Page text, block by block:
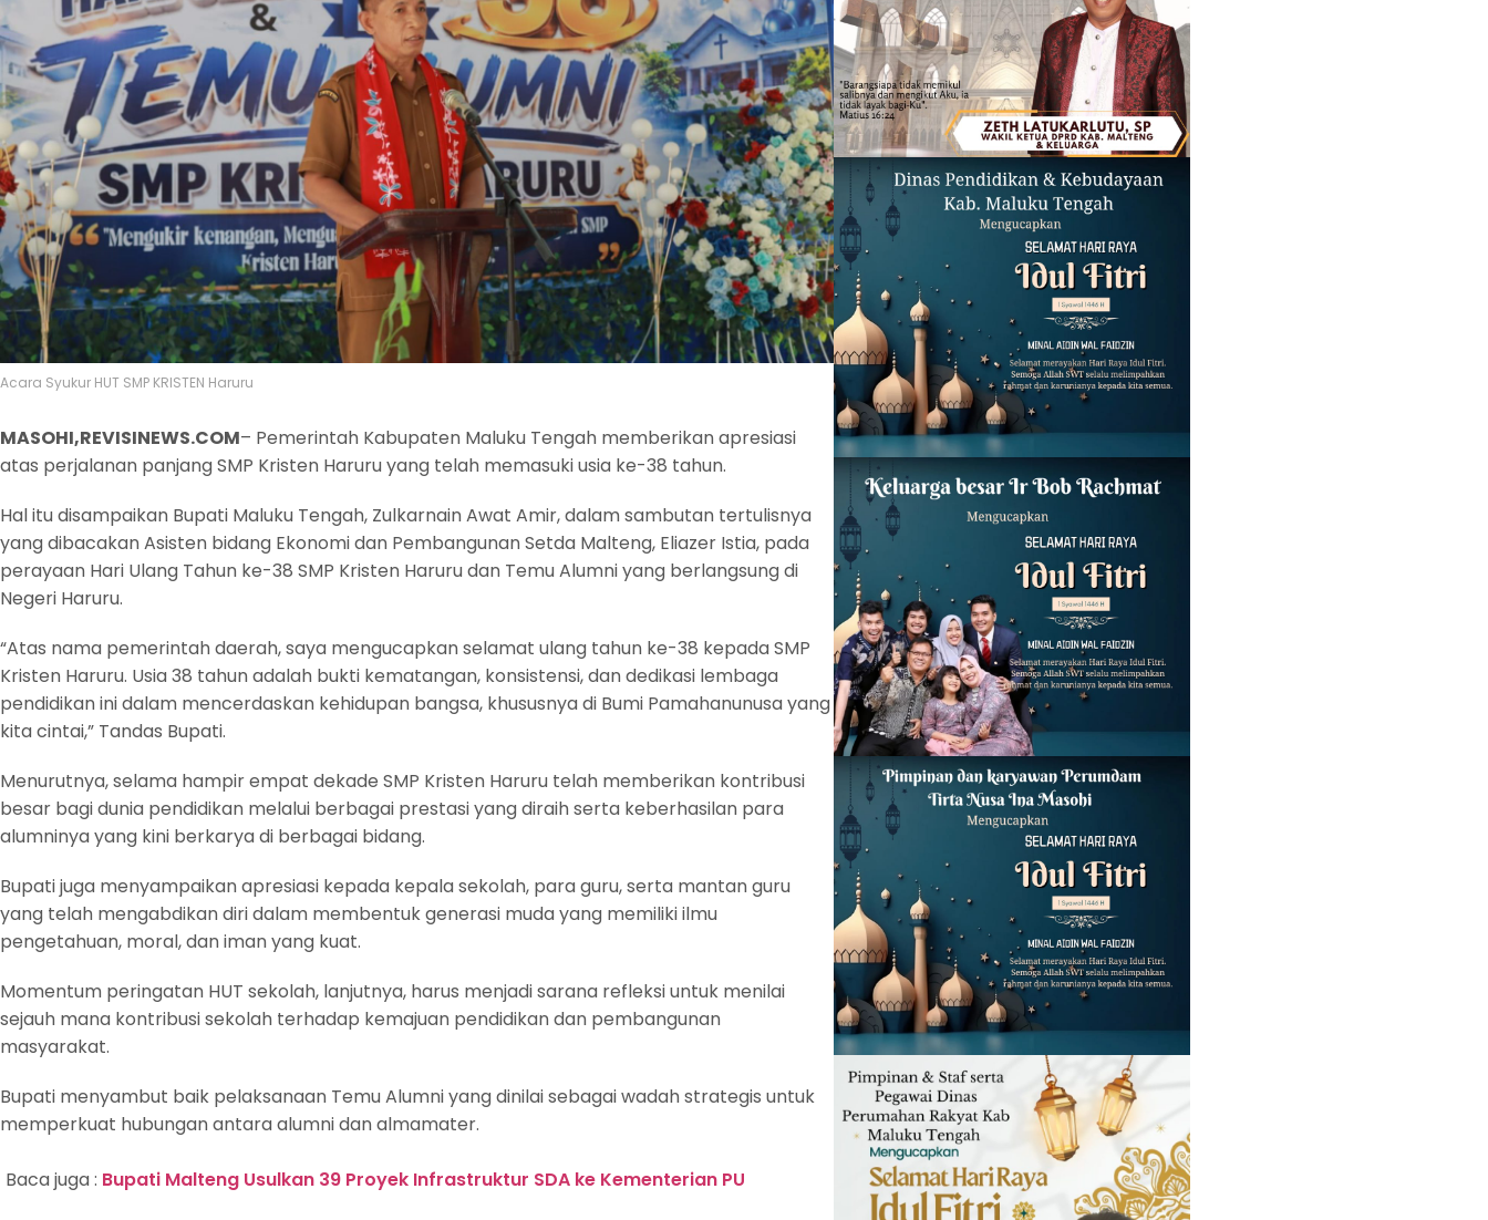
Acara Syukur HUT SMP KRISTEN Haruru
MASOHI,REVISINEWS.COM– Pemerintah Kabupaten Maluku Tengah memberikan apresiasi
atas perjalanan panjang SMP Kristen Haruru yang telah memasuki usia ke-38 tahun.
Hal itu disampaikan Bupati Maluku Tengah, Zulkarnain Awat Amir, dalam sambutan tertulisnya
yang dibacakan Asisten bidang Ekonomi dan Pembangunan Setda Malteng, Eliazer Istia, pada
perayaan Hari Ulang Tahun ke-38 SMP Kristen Haruru dan Temu Alumni yang berlangsung di
Negeri Haruru.
“Atas nama pemerintah daerah, saya mengucapkan selamat ulang tahun ke-38 kepada SMP
Kristen Haruru. Usia 38 tahun adalah bukti kematangan, konsistensi, dan dedikasi lembaga
pendidikan ini dalam mencerdaskan kehidupan bangsa, khususnya di Bumi Pamahanunusa yang
kita cintai,” Tandas Bupati.
Menurutnya, selama hampir empat dekade SMP Kristen Haruru telah memberikan kontribusi
besar bagi dunia pendidikan melalui berbagai prestasi yang diraih serta keberhasilan para
alumninya yang kini berkarya di berbagai bidang.
Bupati juga menyampaikan apresiasi kepada kepala sekolah, para guru, serta mantan guru
yang telah mengabdikan diri dalam membentuk generasi muda yang memiliki ilmu
pengetahuan, moral, dan iman yang kuat.
Momentum peringatan HUT sekolah, lanjutnya, harus menjadi sarana refleksi untuk menilai
sejauh mana kontribusi sekolah terhadap kemajuan pendidikan dan pembangunan
masyarakat.
Bupati menyambut baik pelaksanaan Temu Alumni yang dinilai sebagai wadah strategis untuk
memperkuat hubungan antara alumni dan almamater.
Baca juga : Bupati Malteng Usulkan 39 Proyek Infrastruktur SDA ke Kementerian PU